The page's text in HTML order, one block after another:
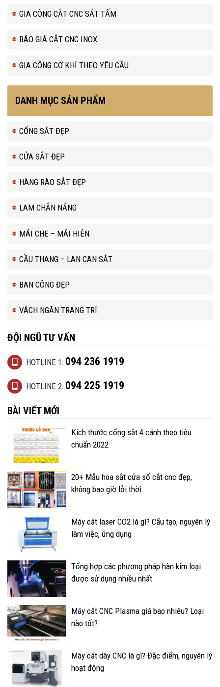
GIA CÔNG CẮT CNC SẮT TẤM
BÁO GIÁ CẮT CNC INOX
GIA CÔNG CƠ KHÍ THEO YÊU CẦU
DANH MỤC SẢN PHẨM
CỔNG SẮT ĐẸP
CỬA SẮT ĐẸP
HÀNG RÀO SẮT ĐẸP
LAM CHẮN NẮNG
MÁI CHE – MÁI HIÊN
CẦU THANG – LAN CAN SẮT
BAN CÔNG ĐẸP
VÁCH NGĂN TRANG TRÍ
ĐỘI NGŨ TƯ VẤN
HOTLINE 1: 094 236 1919
HOTLINE 2: 094 225 1919
BÀI VIẾT MỚI
Kích thước cổng sắt 4 cánh theo tiêu
chuẩn 2022
20+ Mẫu hoa sắt cửa sổ cắt cnc đẹp,
không bao giờ lỗi thời
Máy cắt laser CO2 là gì? Cấu tạo, nguyên lý
làm việc, ứng dụng
Tổng hợp các phương pháp hàn kim loại
được sử dụng nhiều nhất
Máy cắt CNC Plasma giá bao nhiêu? Loại
nào tốt?
Máy cắt dây CNC là gì? Đặc điểm, nguyên lý
hoạt động